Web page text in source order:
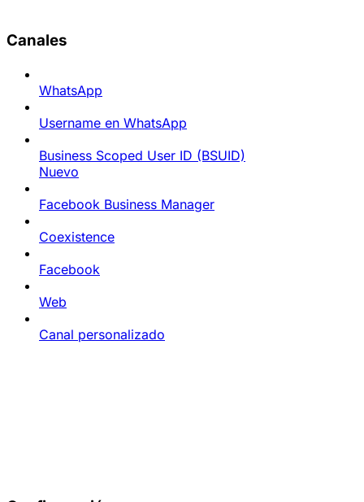
Canales
WhatsApp
Username en WhatsApp
Business Scoped User ID (BSUID)
Nuevo
Facebook Business Manager
Coexistence
Facebook
Web
Canal personalizado